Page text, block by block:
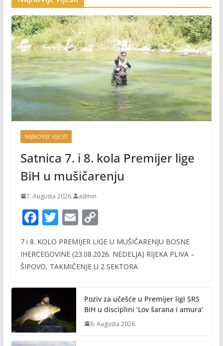
NAJNOVIJE VIJESTI
Satnica 7. i 8. kola Premijer lige
BiH u mušičarenju
7. Augusta 2026. admin
F
e
b
o
k
T
itt
er
E
ai
l
C
p
y
n
k
7 i 8. KOLO PREMIJER LIGE U MUŠIČARENJU BOSNE
IHERCEGOVINE (23.08.2026. NEDELJA) RIJEKA PLIVA –
ŠIPOVO, TAKMIČENJE U 2 SEKTORA
Poziv za učešće u Premijer ligi SRS
BiH u disciplini ‘Lov šarana i amura’
6. Augusta 2026.